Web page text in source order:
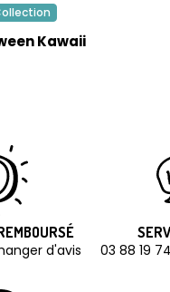
Kawaii
d'avis
03 88 19